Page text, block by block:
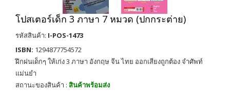
โปสเตอร์เด็ก 3 ภาษา 7 หมวด (ปกกระต่าย)
รหัสสินค้า: I-POS-1473
ISBN: 1294877754572
ฝึกฝนเด็กๆ ให้เก่ง 3 ภาษา อังกฤษ จีน ไทย ออกเสียงถูกต้อง จำศัพท์
แม่นยำ
สถานะของสินค้า : สินค้าพร้อมส่ง